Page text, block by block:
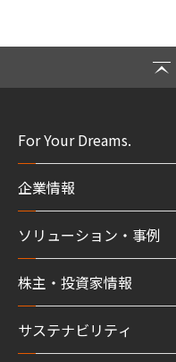
For Your Dreams.
企業情報
ソリューション・事例
株主・投資家情報
サステナビリティ